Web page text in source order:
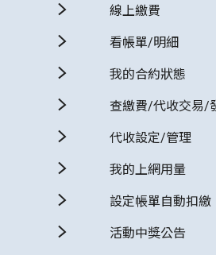
線上繳費
看帳單/明細
我的合約狀態
查繳費/代收交易/
代收設定/管理
我的上網用量
設定帳單自動扣繳
活動中獎公告